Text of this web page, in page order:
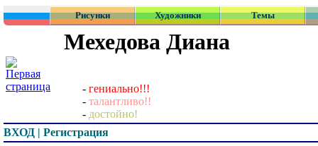
Рисунки Художники Темы
Мехедова Диана
- гениально!!!
- талантливо!!
- достойно!
ВХОД | Регистрация